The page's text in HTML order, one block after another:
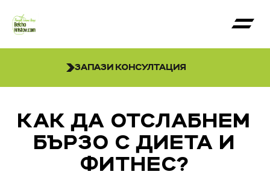
ЗАПАЗИ КОНСУЛТАЦИЯ
КАК ДА ОТСЛАБНЕМ
БЪРЗО С ДИЕТА И
ФИТНЕС?